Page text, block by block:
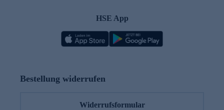
HSE App
Bestellung widerrufen
Widerrufsformular